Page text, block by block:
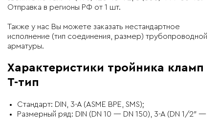
Отправка в регионы РФ от 1 шт.
Также у нас Вы можете заказать нестандартное
исполнение (тип соединения, размер) трубопроводной
арматуры.
Характеристики тройника кламп
T-тип
Стандарт: DIN, 3-A (ASME BPE, SMS);
Размерный ряд: DIN (DN 10 — DN 150), 3-A (DN 1/2″ —